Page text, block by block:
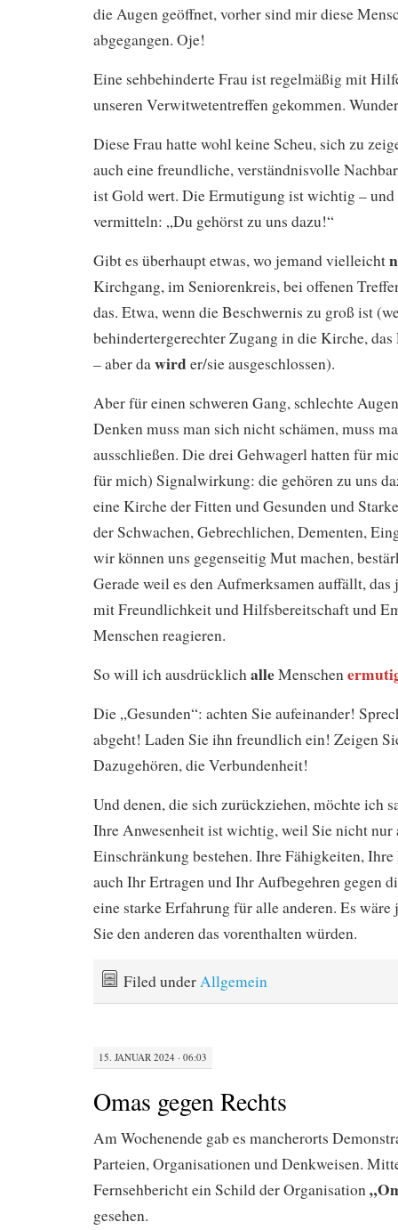
die Augen geöffnet, vorher sind mir diese
abgegangen. Oje!
Eine sehbehinderte Frau ist regelmäßig mit
unseren Verwitwetentreffen gekommen.
Diese Frau hatte wohl keine Scheu, sich zu
auch eine freundliche, verständnisvolle
ist Gold wert. Die Ermutigung ist wichtig – und
vermitteln: „Du gehörst zu uns dazu!“
Gibt es überhaupt etwas, wo jemand vielleicht
Kirchgang, im Seniorenkreis, bei offenen
das. Etwa, wenn die Beschwernis zu groß ist
behindertergerechter Zugang in die Kirche,
– aber dawirder/sie ausgeschlossen).
Aber für einen schweren Gang, schlechte
Denken muss man sich nicht schämen, muss
ausschließen. Die drei Gehwagerl hatten für
für mich) Signalwirkung: die gehören zu uns
eine Kirche der Fitten und Gesunden und
der Schwachen, Gebrechlichen, Dementen,
wir können uns gegenseitig Mut machen,
Gerade weil es den Aufmerksamen auffällt,
mit Freundlichkeit und Hilfsbereitschaft und
Menschen reagieren.
So will ich ausdrücklichalleMenschen
Die „Gesunden“: achten Sie aufeinander!
abgeht! Laden Sie ihn freundlich ein! Zeigen
Dazugehören, die Verbundenheit!
Und denen, die sich zurückziehen, möchte ich
Ihre Anwesenheit ist wichtig, weil Sie nicht nur
Einschränkung bestehen. Ihre Fähigkeiten,
auch Ihr Ertragen und Ihr Aufbegehren gegen
eine starke Erfahrung für alle anderen. Es wäre
Sie den anderen das vorenthalten würden.
Filed underAllgemein
15. JANUAR 2024 · 06:03
Omas gegen Rechts
Am Wochenende gab es mancherorts
Parteien, Organisationen und Denkweisen.
Fernsehbericht ein Schild der Organisation
gesehen.